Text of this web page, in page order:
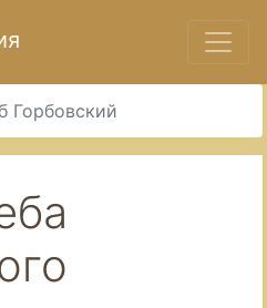
Горбовский